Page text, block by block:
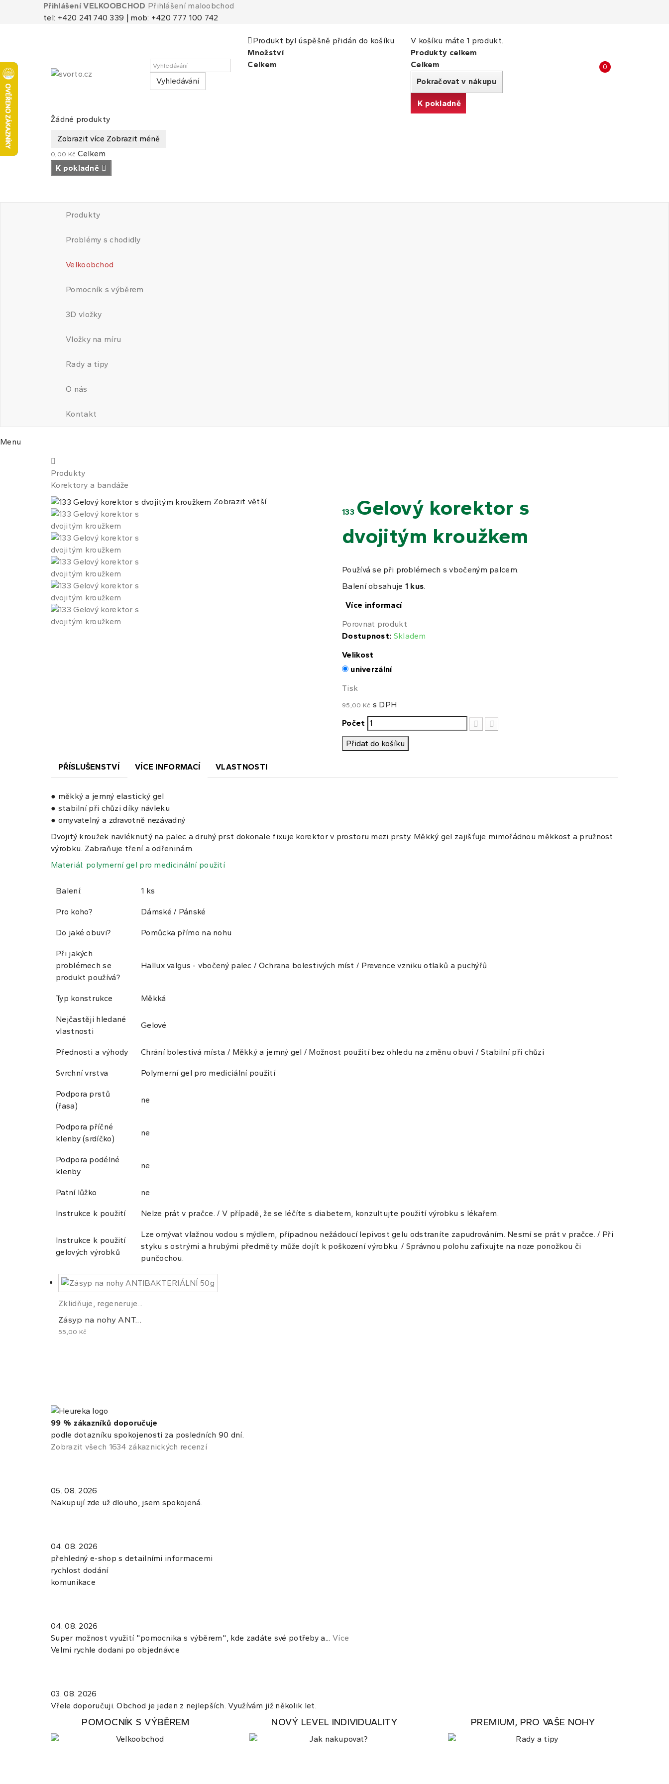
Přihlášení VELKOOBCHOD Přihlášení maloobchod
tel: +420 241 740 339 | mob: +420 777 100 742
Vyhledávání
Košík
(prázdný)
Žádné produkty
Zobrazit více Zobrazit méně
0,00 Kč Celkem
K pokladně
Produkt byl úspěšně přidán do košíku
Množství
Celkem
V košíku máte 1 produkt.
Produkty celkem
Celkem
Pokračovat v nákupu
K pokladně
Porovnat
0
Produkty
Problémy s chodidly
Velkoobchod
Pomocník s výběrem
3D vložky
Vložky na míru
Rady a tipy
O nás
Kontakt
Menu
Produkty
Korektory a bandáže
Zobrazit větší
133 Gelový korektor s
dvojitým kroužkem
Používá se při problémech s vbočeným palcem.
Balení obsahuje 1 kus.
Více informací
Porovnat produkt
Dostupnost: Skladem
Velikost
univerzální
Tisk
95,00 Kč s DPH
Počet
Přidat do košíku
PŘÍSLUŠENSTVÍ VÍCE INFORMACÍ VLASTNOSTI
● měkký a jemný elastický gel
● stabilní při chůzi díky návleku
● omyvatelný a zdravotně nezávadný
Dvojitý kroužek navléknutý na palec a druhý prst dokonale fixuje korektor v prostoru mezi prsty. Měkký gel zajišťuje mimořádnou měkkost a pružnost
výrobku. Zabraňuje tření a odřeninám.
Materiál: polymerní gel pro medicinální použití
Balení: 1 ks
Pro koho? Dámské / Pánské
Do jaké obuvi? Pomůcka přímo na nohu
Při jakých
problémech se
produkt používá?
Hallux valgus - vbočený palec / Ochrana bolestivých míst / Prevence vzniku otlaků a puchýřů
Typ konstrukce Měkká
Nejčastěji hledané
vlastnosti
Gelové
Přednosti a výhody Chrání bolestivá místa / Měkký a jemný gel / Možnost použití bez ohledu na změnu obuvi / Stabilní při chůzi
Svrchní vrstva Polymerní gel pro mediciální použití
Podpora prstů
(řasa)
ne
Podpora příčné
klenby (srdíčko)
ne
Podpora podélné
klenby
ne
Patní lůžko ne
Instrukce k použití Nelze prát v pračce. / V případě, že se léčíte s diabetem, konzultujte použití výrobku s lékařem.
Instrukce k použití
gelových výrobků
Lze omývat vlažnou vodou s mýdlem, případnou nežádoucí lepivost gelu odstraníte zapudrováním. Nesmí se prát v pračce. / Při
styku s ostrými a hrubými předměty může dojít k poškození výrobku. / Správnou polohu zafixujte na noze ponožkou či
punčochou.
Zklidňuje, regeneruje...
Zásyp na nohy ANT...
55,00 Kč
99 % zákazníků doporučuje
podle dotazníku spokojenosti za posledních 90 dní.
Zobrazit všech 1634 zákaznických recenzí
05. 08. 2026
Nakupují zde už dlouho, jsem spokojená.
04. 08. 2026
přehledný e-shop s detailními informacemi
rychlost dodání
komunikace
04. 08. 2026
Super možnost využití "pomocnika s výběrem", kde zadáte své potřeby a... Více
Velmi rychle dodani po objednávce
03. 08. 2026
Vřele doporučuji. Obchod je jeden z nejlepších. Využívám již několik let.
POMOCNÍK S VÝBĚREM NOVÝ LEVEL INDIVIDUALITY PREMIUM, PRO VAŠE NOHY